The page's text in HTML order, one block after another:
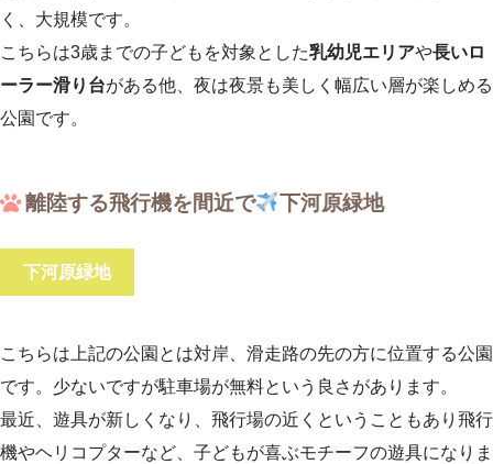
く、大規模です。
こちらは3歳までの子どもを対象とした乳幼児エリアや長いロ
ーラー滑り台がある他、夜は夜景も美しく幅広い層が楽しめる
公園です。
離陸する飛行機を間近で 下河原緑地
下河原緑地
こちらは上記の公園とは対岸、滑走路の先の方に位置する公園
です。少ないですが駐車場が無料という良さがあります。
最近、遊具が新しくなり、飛行場の近くということもあり飛行
機やヘリコプターなど、子どもが喜ぶモチーフの遊具になりま